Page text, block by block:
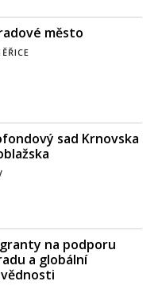
město
sad Krnovska
na podporu
a globální